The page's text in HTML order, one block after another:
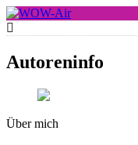
Skip
to
content
WOW-Air
Autoreninfo
Über mich